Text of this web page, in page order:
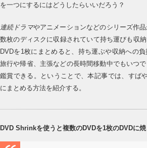
を一つにするにはどうしたらいいだろう？
連続ドラマやアニメーションなどのシリーズ作
数枚のディスクに収録されていて持ち運びも収
DVDを1枚にまとめると、持ち運ぶや収納への負
旅行や帰省、主張などの長時間移動中でもいつ
鑑賞できる。ということで、本記事では、すば
にまとめる方法を紹介する。
DVD Shrinkを使うと複数のDVDを1枚のDVDに